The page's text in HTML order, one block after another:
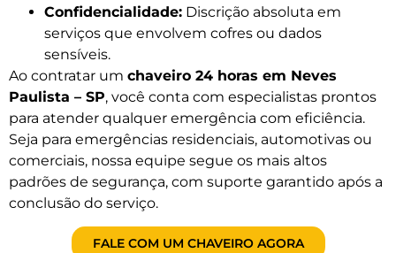
Confidencialidade: Discrição absoluta em
serviços que envolvem cofres ou dados
sensíveis.
Ao contratar um chaveiro 24 horas em Neves
Paulista – SP, você conta com especialistas prontos
para atender qualquer emergência com eficiência.
Seja para emergências residenciais, automotivas ou
comerciais, nossa equipe segue os mais altos
padrões de segurança, com suporte garantido após a
conclusão do serviço.
FALE COM UM CHAVEIRO AGORA